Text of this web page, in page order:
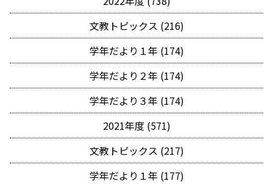
文教トピックス (216)
学年だより１年 (174)
学年だより２年 (174)
学年だより３年 (174)
2021年度 (571)
文教トピックス (217)
学年だより１年 (177)